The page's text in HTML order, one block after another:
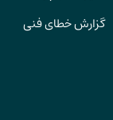
گزارش خطای فنی